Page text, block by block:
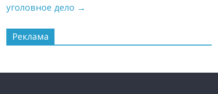
уголовное дело →
Реклама